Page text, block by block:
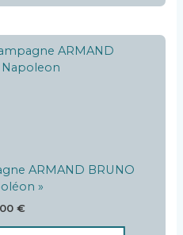
ARMAND BRUNO
»
€